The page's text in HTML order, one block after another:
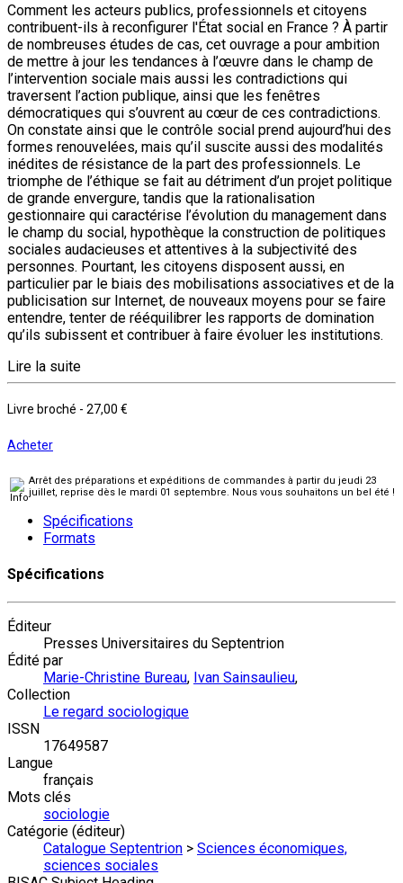
Comment les acteurs publics, professionnels et citoyens
contribuent-ils à reconfigurer l'État social en France ? À partir
de nombreuses études de cas, cet ouvrage a pour ambition
de mettre à jour les tendances à l’œuvre dans le champ de
l’intervention sociale mais aussi les contradictions qui
traversent l’action publique, ainsi que les fenêtres
démocratiques qui s’ouvrent au cœur de ces contradictions.
On constate ainsi que le contrôle social prend aujourd’hui des
formes renouvelées, mais qu’il suscite aussi des modalités
inédites de résistance de la part des professionnels. Le
triomphe de l’éthique se fait au détriment d’un projet politique
de grande envergure, tandis que la rationalisation
gestionnaire qui caractérise l’évolution du management dans
le champ du social, hypothèque la construction de politiques
sociales audacieuses et attentives à la subjectivité des
personnes. Pourtant, les citoyens disposent aussi, en
particulier par le biais des mobilisations associatives et de la
publicisation sur Internet, de nouveaux moyens pour se faire
entendre, tenter de rééquilibrer les rapports de domination
qu’ils subissent et contribuer à faire évoluer les institutions.
Lire la suite
Livre broché - 27,00 €
Acheter
Arrêt des préparations et expéditions de commandes à partir du jeudi 23
juillet, reprise dès le mardi 01 septembre. Nous vous souhaitons un bel été !
Spécifications
Formats
Spécifications
Éditeur
Presses Universitaires du Septentrion
Édité par
Marie-Christine Bureau, Ivan Sainsaulieu,
Collection
Le regard sociologique
ISSN
17649587
Langue
français
Mots clés
sociologie
Catégorie (éditeur)
Catalogue Septentrion > Sciences économiques,
sciences sociales